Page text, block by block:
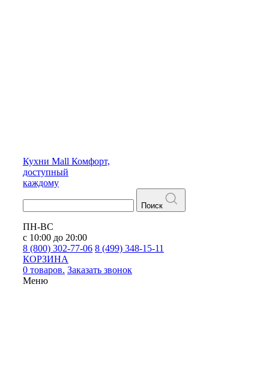
Кухни Mall Комфорт,
доступный
каждому
Поиск
ПН-ВС
с 10:00 до 20:00
8 (800) 302-77-06 8 (499) 348-15-11
КОРЗИНА
0 товаров. Заказать звонок
Меню